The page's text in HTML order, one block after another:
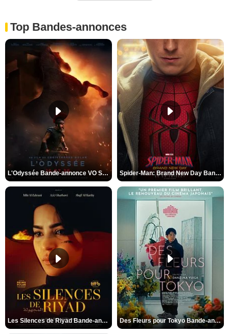
Top Bandes-annonces
L'Odyssée Bande-annonce VO STFR Spider-Man: Brand New Day Bande-annonce VO STFR
Les Silences de Riyad Bande-annonce VO STFR Des Fleurs pour Tokyo Bande-annonce VO STFR